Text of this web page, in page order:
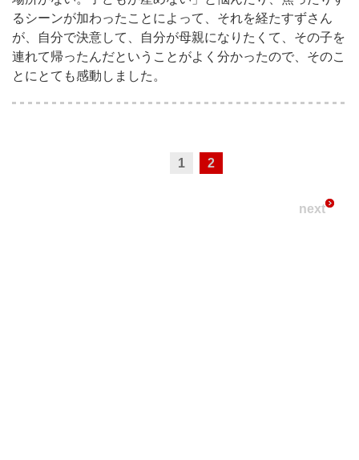
るシーンが加わったことによって、それを経たすずさん
が、自分で決意して、自分が母親になりたくて、その子を
連れて帰ったんだということがよく分かったので、そのこ
とにとても感動しました。
1 2
next